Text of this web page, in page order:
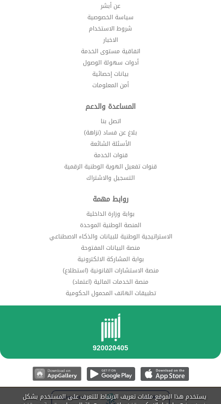
عن أبشر
سياسة الخصوصية
شروط الاستخدام
الاخبار
اتفاقية مستوى الخدمة
أدوات سهولة الوصول
بيانات إحصائية
أمن المعلومات
المساعدة والدعم
اتصل بنا
بلاغ عن فساد (نزاهة)
الأسئلة الشائعة
قنوات الخدمة
قنوات تفعيل الهوية الوطنية الرقمية
التسجيل والاشتراك
روابط مهمة
بوابة وزارة الداخلية
المنصة الوطنية الموحدة
الاستراتيجية الوطنية للبيانات والذكاء الاصطناعي
منصة البيانات المفتوحة
بوابة المشاركة الالكترونية
منصة الاستشارات القانونية (استطلاع)
منصة الخدمات المالية (اعتماد)
تطبيقات الهاتف المحمول الحكومية
يستخدم هذا الموقع ملفات تعريف الارتباط للتعرف على المستخدم بشكل